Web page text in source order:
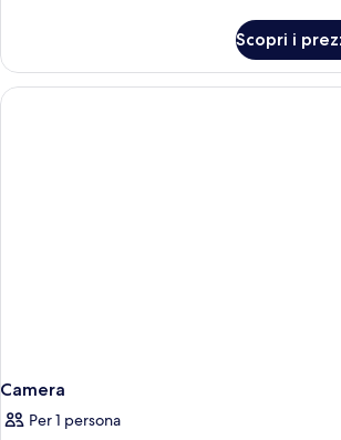
Deluxe,
vista
giardino
Scopri i
Camera
Per 1 persona